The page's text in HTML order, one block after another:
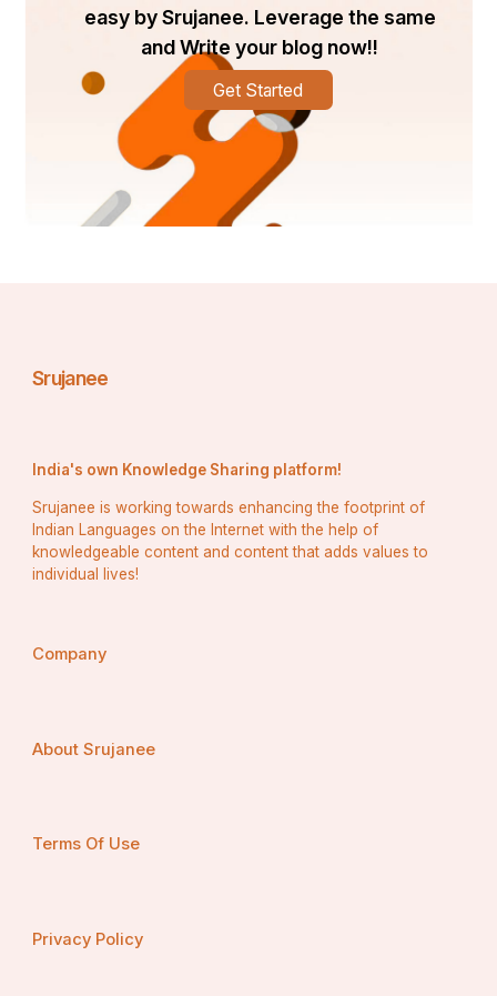
easy by Srujanee. Leverage the same
and Write your blog now!!
Get Started
Srujanee
India's own Knowledge Sharing platform!
Srujanee is working towards enhancing the footprint of
Indian Languages on the Internet with the help of
knowledgeable content and content that adds values to
individual lives!
Company
About Srujanee
Terms Of Use
Privacy Policy